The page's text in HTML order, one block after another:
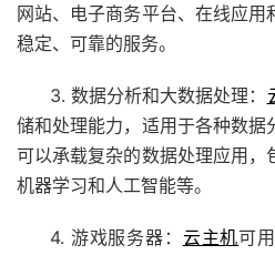
网站、电子商务平台、在线应
稳定、可靠的服务。
3. 数据分析和大数据处理：
储和处理能力，适用于各种数据
可以承载复杂的数据处理应用，
机器学习和人工智能等。
4. 游戏服务器： 云主机可